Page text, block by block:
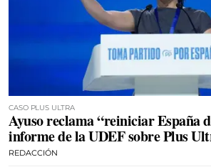
CASO PLUS ULTRA
Ayuso reclama “reiniciar España
informe de la UDEF sobre Plus
REDACCIÓN